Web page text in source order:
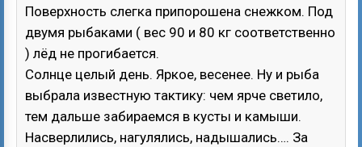
Поверхность слегка припорошена снежком. Под
двумя рыбаками ( вес 90 и 80 кг соответственно
) лёд не прогибается.
Солнце целый день. Яркое, весенее. Ну и рыба
выбрала известную тактику: чем ярче светило,
тем дальше забираемся в кусты и камыши.
Насверлились, нагулялись, надышались…. За